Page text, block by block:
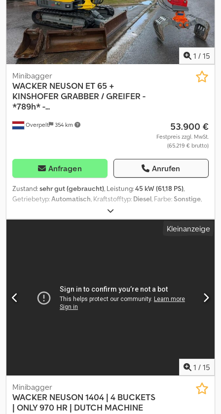
1 / 15
Overpelt 354 km
Minibagger
WACKER NEUSON ET 65 +
KINSHOFER GRABBER / GREIFER -
*789h* -...
53.900 €
Festpreis zzgl. MwSt.
(65.219 € brutto)
Anfragen Anrufen
Zustand:sehr gut (gebraucht), Leistung:45 kW (61,18 PS),
Getriebetyp:Automatisch, Kraftstofftyp: Diesel, Farbe:Sonstige,
, Erstzulassung:
Betriebsstunden:789 h, = Weitere Optionen und Zubehör = - A/C
- AIR CONDITION - RUCKFAHRTKAMERA = Anmerkungen =
6.271 kg Zuladung: 280 kg zGG: 6.551 kg Funktionell
Schnellwechselsystem: Ja CE-Kennzeichnung: ja Zustand
Technischer Zustand: sehr gut Optischer Zustand: sehr gut
Kleinanzeige
1 / 15
Minibagger
WACKER NEUSON 1404 | 4 BUCKETS
| ONLY 970 HR | DUTCH MACHINE